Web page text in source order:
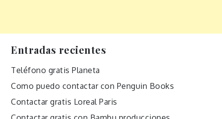
Entradas recientes
Teléfono gratis Planeta
Como puedo contactar con Penguin Books
Contactar gratis Loreal Paris